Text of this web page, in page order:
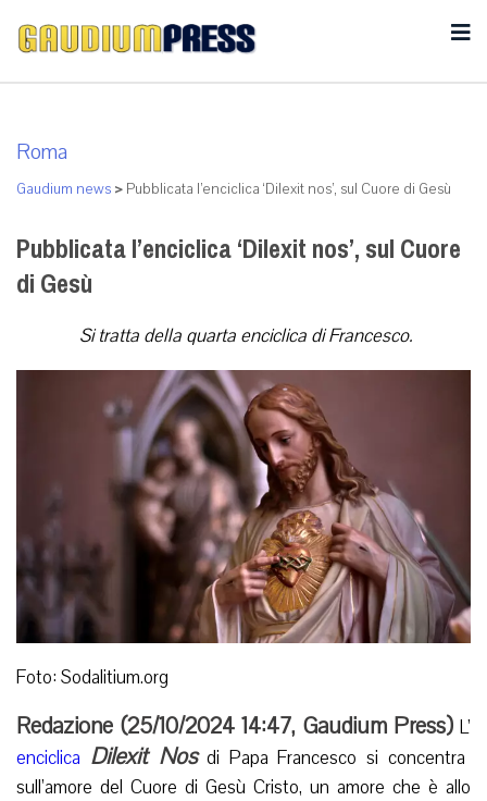
Roma
Gaudium news > Pubblicata l’enciclica ‘Dilexit nos’, sul Cuore di Gesù
Pubblicata l’enciclica ‘Dilexit nos’, sul Cuore
di Gesù
Si tratta della quarta enciclica di Francesco.
Foto: Sodalitium.org
Redazione (25/10/2024 14:47, Gaudium Press) L’
enciclica Dilexit Nosdi Papa Francesco si concentra
sull’amore del Cuore di Gesù Cristo, un amore che è allo